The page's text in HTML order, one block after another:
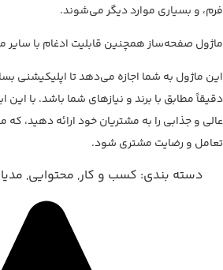
فرم، و بسیاری موارد دیگر می‌شوند.
ماژول صفحه‌ساز همچنین قابلیت ادغام با سایر
این ماژول به شما اجازه می‌دهد تا اپلیکیشنی
دقیقاً مطابق با برند و نیازهای شما باشد. با این
عالی و جذابی را به مشتریان خود ارائه دهید، که
تعامل و رضایت مشتری شود.
دسته بندی: کسب و کار, محتوایی, مدیا